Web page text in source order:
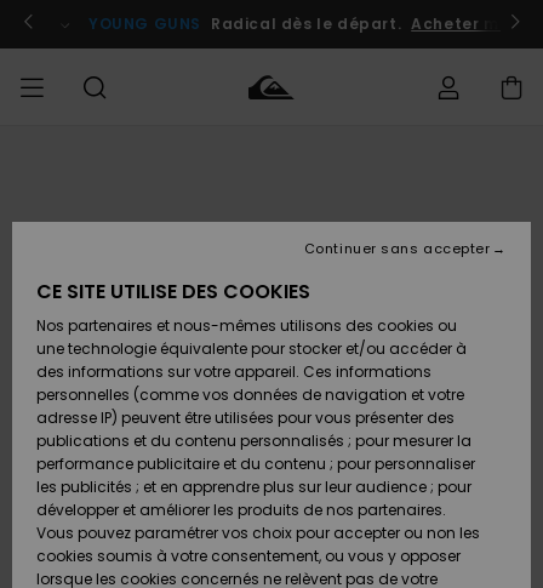
l'information
le
Se connecter / s'inscrire
YOUNG GUNS Radical dès le départ. Acheter
Chaussures
& Tongs
Surf
Snow
Chaussures
& Tongs
Surf
Snow
FEMME
A
Découvrir
Snow
SURF
Surf
Shop
Enfant
Highlights
Communauté
SNOW
Snow
Shop
Enfant
Snow
Shop
Femme
A
Découvrir
OUTLET
Enfant
Outlet
Femme
AIDE &
Retours
Paiement
Carte
Cadeau
Quiksilver
Freedom
CE SITE UTILISE DES COOKIES
Nos partenaires et nous-mêmes utilisons des cookies ou
une technologie équivalente pour stocker et/ou accéder à
des informations sur votre appareil. Ces informations
personnelles (comme vos données de navigation et votre
adresse IP) peuvent être utilisées pour vous présenter des
publications et du contenu personnalisés ; pour mesurer la
performance publicitaire et du contenu ; pour personnaliser
les publicités ; et en apprendre plus sur leur audience ; pour
développer et améliorer les produits de nos partenaires.
Vous pouvez paramétrer vos choix pour accepter ou non les
cookies soumis à votre consentement, ou vous y opposer
lorsque les cookies concernés ne relèvent pas de votre
Continuer sans accepter